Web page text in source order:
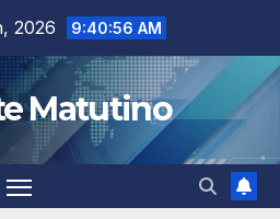
2026 9:40:57 AM
Matutino